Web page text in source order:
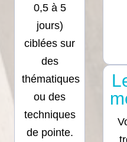
0,5 à 5
jours)
ciblées sur
des
thématiques
ou des
techniques
de pointe.